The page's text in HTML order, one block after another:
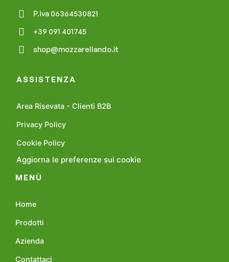
P.iva 06364530821
+39 091 401745
shop@mozzarellando.it
ASSISTENZA
Area Risevata - Clienti B2B
Privacy Policy
Cookie Policy
Aggiorna le preferenze sui cookie
MENÙ
Home
Prodotti
Azienda
Contattaci